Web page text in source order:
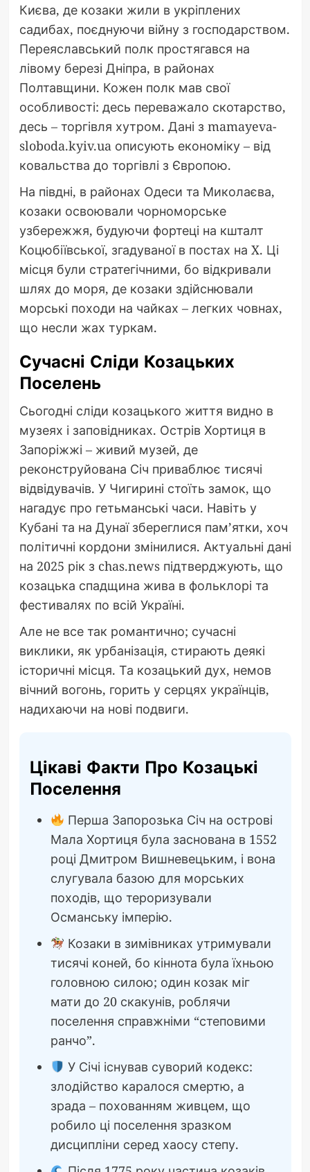
Києва, де козаки жили в укріплених
садибах, поєднуючи війну з господарством.
Переяславський полк простягався на
лівому березі Дніпра, в районах
Полтавщини. Кожен полк мав свої
особливості: десь переважало скотарство,
десь – торгівля хутром. Дані з mamayeva-
sloboda.kyiv.ua описують економіку – від
ковальства до торгівлі з Європою.
На півдні, в районах Одеси та Миколаєва,
козаки освоювали чорноморське
узбережжя, будуючи фортеці на кшталт
Коцюбіївської, згадуваної в постах на X. Ці
місця були стратегічними, бо відкривали
шлях до моря, де козаки здійснювали
морські походи на чайках – легких човнах,
що несли жах туркам.
Сучасні Сліди Козацьких
Поселень
Сьогодні сліди козацького життя видно в
музеях і заповідниках. Острів Хортиця в
Запоріжжі – живий музей, де
реконструйована Січ приваблює тисячі
відвідувачів. У Чигирині стоїть замок, що
нагадує про гетьманські часи. Навіть у
Кубані та на Дунаї збереглися пам’ятки, хоч
політичні кордони змінилися. Актуальні дані
на 2025 рік з chas.news підтверджують, що
козацька спадщина жива в фольклорі та
фестивалях по всій Україні.
Але не все так романтично; сучасні
виклики, як урбанізація, стирають деякі
історичні місця. Та козацький дух, немов
вічний вогонь, горить у серцях українців,
надихаючи на нові подвиги.
Цікаві Факти Про Козацькі
Поселення
Перша Запорозька Січ на острові
Мала Хортиця була заснована в 1552
році Дмитром Вишневецьким, і вона
слугувала базою для морських
походів, що тероризували
Османську імперію.
Козаки в зимівниках утримували
тисячі коней, бо кіннота була їхньою
головною силою; один козак міг
мати до 20 скакунів, роблячи
поселення справжніми “степовими
ранчо”.
У Січі існував суворий кодекс:
злодійство каралося смертю, а
зрада – похованням живцем, що
робило ці поселення зразком
дисципліни серед хаосу степу.